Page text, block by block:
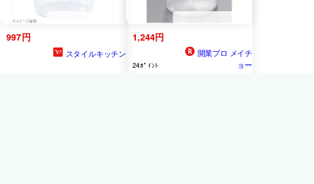
997円
スタイルキッチン
1,244円
24ﾎﾟｲﾝﾄ
開業プロ メイチ
ョー